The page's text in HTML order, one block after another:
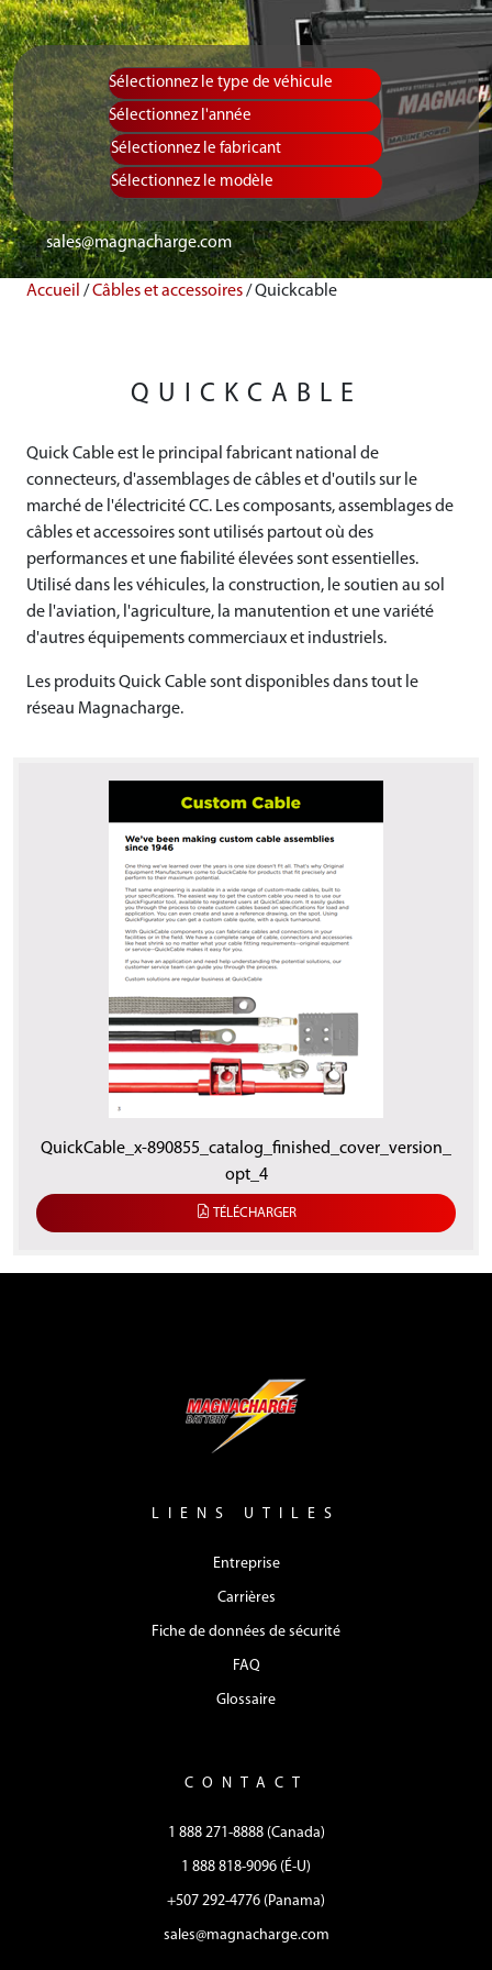
Sélectionnez le type de véhicule Equipment
Sélectionnez
Sélectionnez
sales@magnacharge.com
Accueil /Câbles et accessoires/Quickcable
QUICKCABLE
Quick Cable est le principal fabricant national de
connecteurs, d'assemblages de câbles et d'outils sur le
marché de l'électricité CC. Les composants, assemblages de
câbles et accessoires sont utilisés partout où des
performances et une fiabilité élevées sont essentielles.
Utilisé dans les véhicules, la construction, le soutien au sol
de l'aviation, l'agriculture, la manutention et une variété
d'autres équipements commerciaux et industriels.
Les produits Quick Cable sont disponibles dans tout le
réseau Magnacharge.
QuickCable_x-890855_catalog_finished_cover_version_
opt_4
TÉLÉCHARGER
LIENS UTILES
Entreprise
Carrières
Fiche de données de sécurité
FAQ
Glossaire
CONTACT
1 888 271-8888 (Canada)
1 888 818-9096 (É-U)
+507 292-4776 (Panama)
sales@magnacharge.com